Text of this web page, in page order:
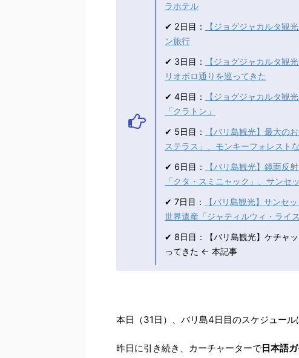
ラホテル
✔ 2日目：
【ジョグジャカルタ観
ン旅行
✔ 3日目：
【ジョグジャカルタ観
リオボロ通りを巡ってきた
✔ 4日目：
【ジョグジャカルタ観
「クラトン」
✔ 5日目：
【バリ島観光】最大の
ステラス」、モンキーフォレスト
✔ 6日目：
【バリ島観光】鏡面反
「クタ・スミニャック」、サンセ
✔ 7日目：
【バリ島観光】サンセ
世界遺産「ジャティルウィ・ライス
✔ 8日目：【バリ島観光】ケチャ
ってきた ← 本記事
本日（31日）、バリ島4日目のスケジュール
昨日に引き続き、カーチャーターで日本語